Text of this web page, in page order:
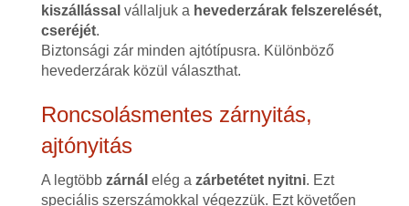
kiszállással vállaljuk a hevederzárak felszerelését,
cseréjét.
Biztonsági zár minden ajtótípusra. Különböző
hevederzárak közül választhat.
Roncsolásmentes zárnyitás,
ajtónyitás
A legtöbb zárnál elég a zárbetétet nyitni. Ezt
speciális szerszámokkal végezzük. Ezt követően